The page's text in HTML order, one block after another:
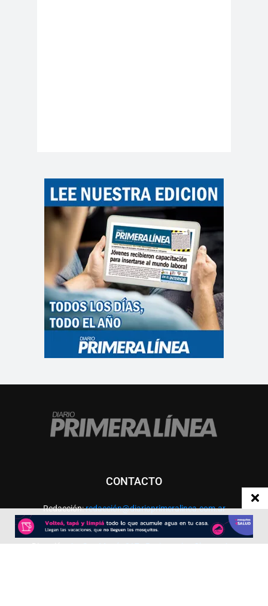
CONTACTO
Redacción:redacción@diarioprimeralinea.com.ar
Publicidad:publicidad@diarioprimeralinea.com.ar
Dirección:Av. San Martín 317 - Resistencia - Chaco - Arg